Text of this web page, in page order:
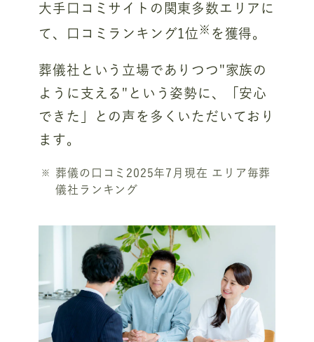
大手口コミサイトの関東多数エリアに
て、口コミランキング1位 ※ を獲得。
葬儀社という立場でありつつ"家族の
ように支える"という姿勢に、「安心
できた」との声を多くいただいており
ます。
葬儀の口コミ2025年7月現在 エリア毎葬
儀社ランキング